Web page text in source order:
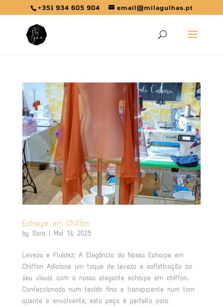
+351 934 605 904 email@milagulhas.pt
Echarpe em Chiffon
by Sara| Mai 13, 2025
Leveza e Fluidez: A Elegância da Nossa Echarpe em
Chiffon Adicione um toque de leveza e sofisticação ao
seu visual com a nossa elegante echarpe em chiffon.
Confeccionada num tecido fino e transparente num tom
quente e envolvente, esta peça é perfeita para